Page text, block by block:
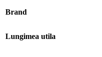
Brand
Lungimea utila